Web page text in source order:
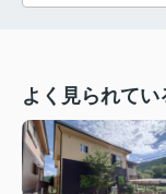
よく見られてい